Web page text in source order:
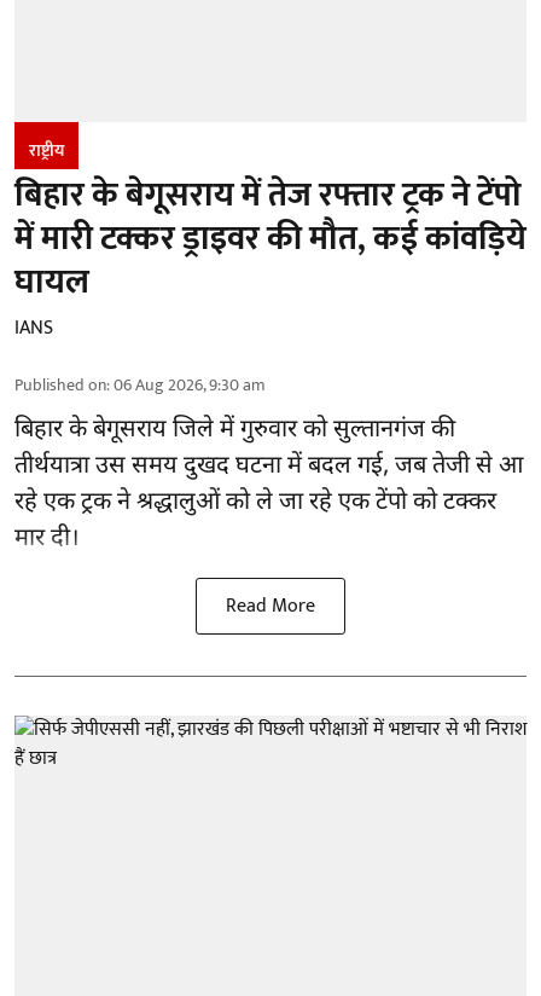
राष्ट्रीय
बिहार के बेगूसराय में तेज रफ्तार ट्रक ने टेंपो
में मारी टक्कर ड्राइवर की मौत, कई कांवड़िये
घायल
IANS
Published on:06 Aug 2026, 9:30 am
बिहारके बेगूसराय जिले में गुरुवार को सुल्तानगंज की
तीर्थयात्रा उस समय दुखद घटना में बदल गई, जब तेजी से आ
रहे एक ट्रक ने श्रद्धालुओं को ले जा रहे एक टेंपो को टक्कर
मार दी।
Read More